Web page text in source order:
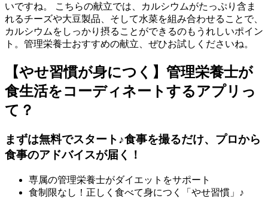
いですね。 こちらの献立では、カルシウムがたっぷり含ま
れるチーズや大豆製品、そして水菜を組み合わせることで、
カルシウムをしっかり摂ることができるのもうれしいポイン
ト。管理栄養士おすすめの献立、ぜひお試しくださいね。
【やせ習慣が身につく】管理栄養士が
食生活をコーディネートするアプリっ
て？
まずは無料でスタート♪食事を撮るだけ、プロから
食事のアドバイスが届く！
専属の管理栄養士がダイエットをサポート
食制限なし！正しく食べて身につく「やせ習慣」♪